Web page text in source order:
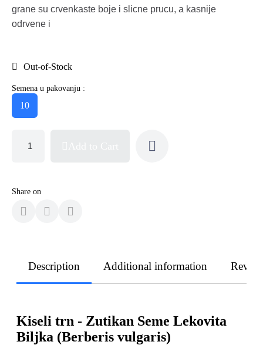
grane su crvenkaste boje i slicne prucu, a kasnije
odrvene i
Out-of-Stock
Semena u pakovanju :
10
Share on
Description Additional information
Kiseli trn - Zutikan Seme Lekovita
Biljka (Berberis vulgaris)